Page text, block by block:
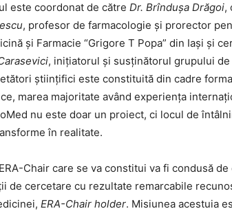
este coordonat de către Dr. Brînduşa Drăgoi,
, profesor de farmacologie şi prorector
şi Farmacie “Grigore T Popa” din Iaşi şi
, iniţiatorul şi susţinătorul grupului
ştiinţifici este constituită din cadre
marea majoritate având experienţa
nu este doar un proiect, ci locul de
în realitate.
Chair care se va constitui va fi condusă
de cercetare cu rezultate remarcabile
ERA-Chair holder. Misiunea acestuia